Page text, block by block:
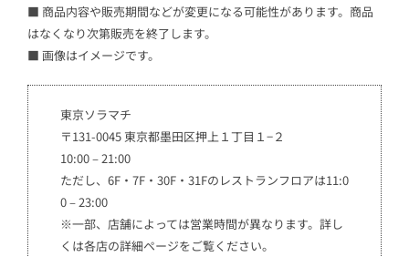
■ 商品内容や販売期間などが変更になる可能性があります。商品
はなくなり次第販売を終了します。
■ 画像はイメージです。
東京ソラマチ
〒131-0045 東京都墨田区押上１丁目１−２
10:00 – 21:00
ただし、6F・7F・30F・31Fのレストランフロアは11:0
0 – 23:00
※一部、店舗によっては営業時間が異なります。詳し
くは各店の詳細ページをご覧ください。